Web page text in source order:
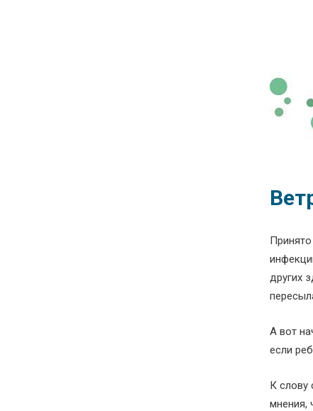
других
А вот
если
К слову
мнения,